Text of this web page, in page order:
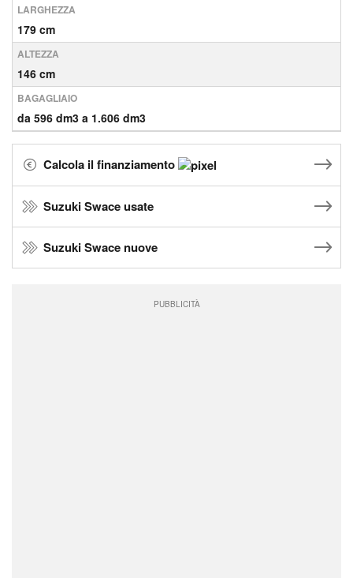
LARGHEZZA
179 cm
ALTEZZA
146 cm
BAGAGLIAIO
da 596 dm3 a 1.606 dm3
Calcola il finanziamento
Suzuki Swace usate
Suzuki Swace nuove
PUBBLICITÀ